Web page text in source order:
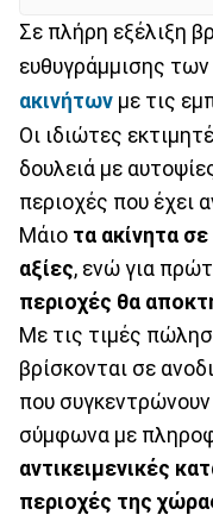
Σε πλήρη εξέλιξη
ευθυγράμμισης των
ακινήτων με τις
Οι ιδιώτες
δουλειά με
περιοχές που έχει
Μάιο τα ακίνητα
αξίες, ενώ για
περιοχές θα
Με τις τιμές
βρίσκονται σε
που συγκεντρώνουν
σύμφωνα με
αντικειμενικές
περιοχές της